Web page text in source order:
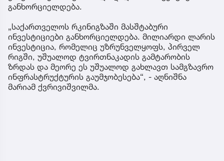
განხორციელდება.
„საქართველოს რკინიგზაში მასშტაბური
ინვესტიციები განხორციელდება. მილიარდი ლარის
ინვესტიცია, რომელიც უზრუნველყოფს, პირველ
რიგში, უშუალოდ ტვირთნაკადის გამტარობის
ზრდას და მეორე ეს უშუალოდ გახლავთ სამგზავრო
ინფრასტრუქტურის გაუმჯობესება“, - აღნიშნა
მარიამ ქვრივიშვილმა.